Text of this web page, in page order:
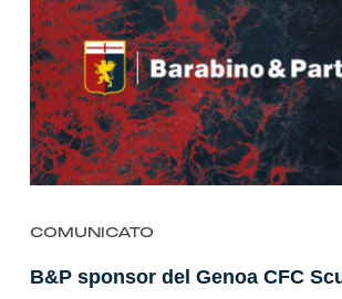
COMUNICATO
B&P sponsor del Genoa CFC